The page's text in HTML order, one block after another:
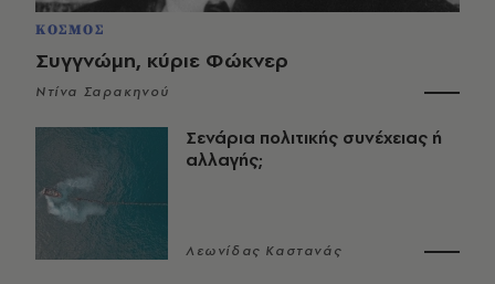
ΚΟΣΜΟΣ
Συγγνώμη, κύριε Φώκνερ
Ντίνα Σαρακηνού
Σενάρια πολιτικής συνέχειας ή
αλλαγής;
Λεωνίδας Καστανάς